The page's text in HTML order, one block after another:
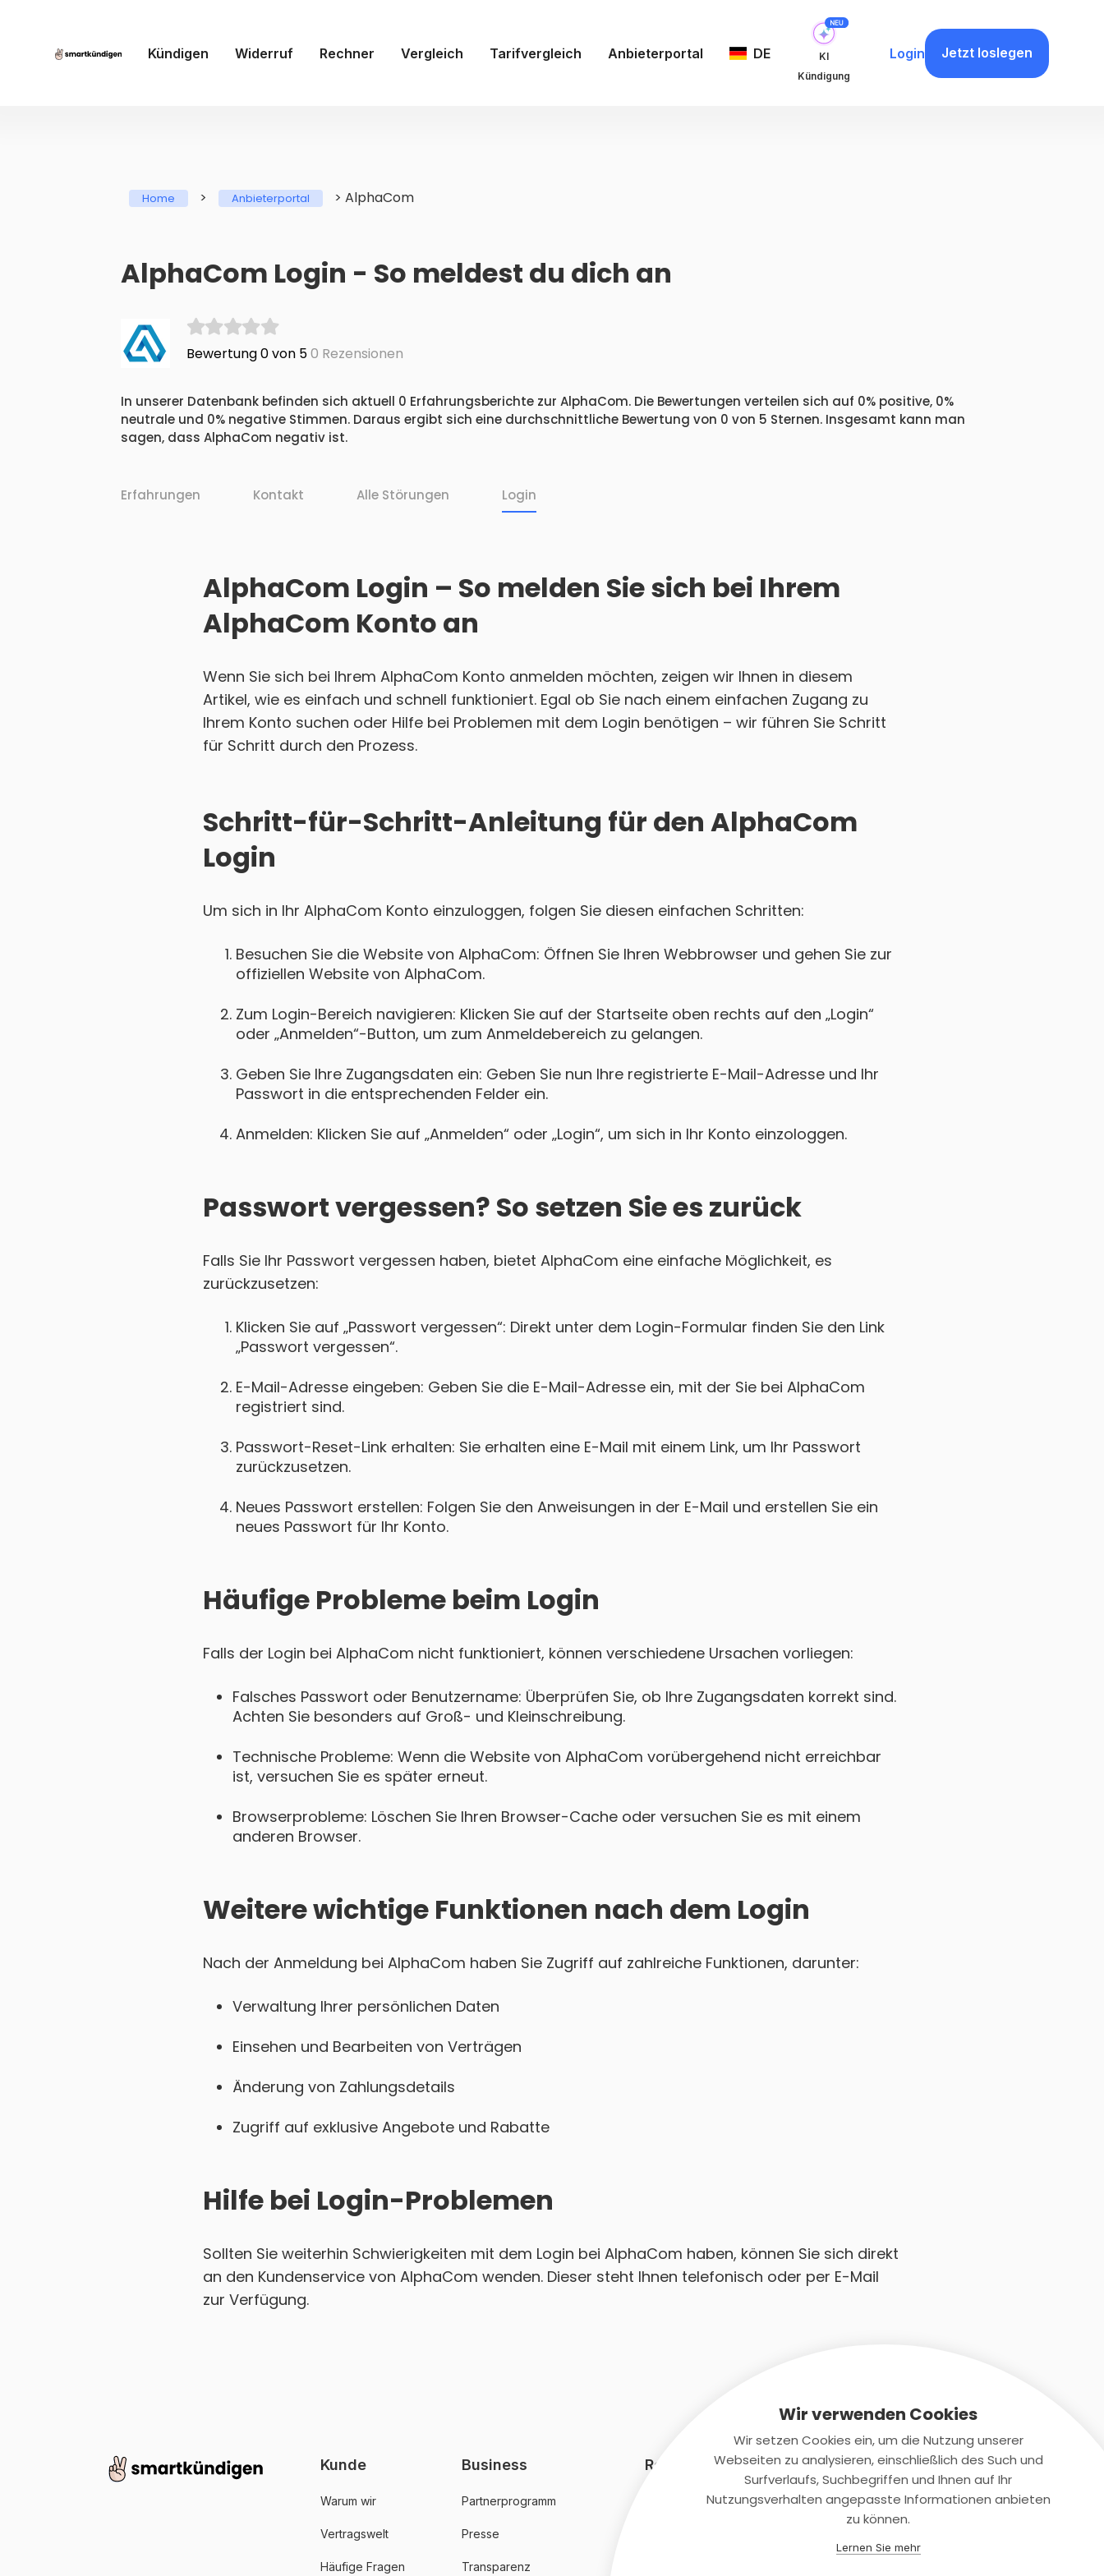
Kündigen Widerruf Rechner Vergleich Tarifvergleich Anbieterportal DE
KI
Kündigung
Login Jetzt loslegen
Home > Anbieterportal > AlphaCom
AlphaCom Login - So meldest du dich an
Bewertung 0 von 50 Rezensionen
In unserer Datenbank befinden sich aktuell 0 Erfahrungsberichte zur AlphaCom. Die Bewertungen verteilen sich auf 0% positive, 0%
neutrale und 0% negative Stimmen. Daraus ergibt sich eine durchschnittliche Bewertung von 0 von 5 Sternen. Insgesamt kann man
sagen, dass AlphaCom negativ ist.
Erfahrungen Kontakt Alle Störungen Login
AlphaCom Login – So melden Sie sich bei Ihrem
AlphaCom Konto an
Wenn Sie sich bei Ihrem AlphaCom Konto anmelden möchten, zeigen wir Ihnen in diesem
Artikel, wie es einfach und schnell funktioniert. Egal ob Sie nach einem einfachen Zugang zu
Ihrem Konto suchen oder Hilfe bei Problemen mit dem Login benötigen – wir führen Sie Schritt
für Schritt durch den Prozess.
Schritt-für-Schritt-Anleitung für den AlphaCom
Login
Um sich in Ihr AlphaCom Konto einzuloggen, folgen Sie diesen einfachen Schritten:
Besuchen Sie die Website von AlphaCom: Öffnen Sie Ihren Webbrowser und gehen Sie zur
offiziellen Website von AlphaCom.
Zum Login-Bereich navigieren: Klicken Sie auf der Startseite oben rechts auf den „Login“
oder „Anmelden“-Button, um zum Anmeldebereich zu gelangen.
Geben Sie Ihre Zugangsdaten ein: Geben Sie nun Ihre registrierte E-Mail-Adresse und Ihr
Passwort in die entsprechenden Felder ein.
Anmelden: Klicken Sie auf „Anmelden“ oder „Login“, um sich in Ihr Konto einzologgen.
Passwort vergessen? So setzen Sie es zurück
Falls Sie Ihr Passwort vergessen haben, bietet AlphaCom eine einfache Möglichkeit, es
zurückzusetzen:
Klicken Sie auf „Passwort vergessen“: Direkt unter dem Login-Formular finden Sie den Link
„Passwort vergessen“.
E-Mail-Adresse eingeben: Geben Sie die E-Mail-Adresse ein, mit der Sie bei AlphaCom
registriert sind.
Passwort-Reset-Link erhalten: Sie erhalten eine E-Mail mit einem Link, um Ihr Passwort
zurückzusetzen.
Neues Passwort erstellen: Folgen Sie den Anweisungen in der E-Mail und erstellen Sie ein
neues Passwort für Ihr Konto.
Häufige Probleme beim Login
Falls der Login bei AlphaCom nicht funktioniert, können verschiedene Ursachen vorliegen:
Falsches Passwort oder Benutzername: Überprüfen Sie, ob Ihre Zugangsdaten korrekt sind.
Achten Sie besonders auf Groß- und Kleinschreibung.
Technische Probleme: Wenn die Website von AlphaCom vorübergehend nicht erreichbar
ist, versuchen Sie es später erneut.
Browserprobleme: Löschen Sie Ihren Browser-Cache oder versuchen Sie es mit einem
anderen Browser.
Weitere wichtige Funktionen nach dem Login
Nach der Anmeldung bei AlphaCom haben Sie Zugriff auf zahlreiche Funktionen, darunter:
Verwaltung Ihrer persönlichen Daten
Einsehen und Bearbeiten von Verträgen
Änderung von Zahlungsdetails
Zugriff auf exklusive Angebote und Rabatte
Hilfe bei Login-Problemen
Sollten Sie weiterhin Schwierigkeiten mit dem Login bei AlphaCom haben, können Sie sich direkt
an den Kundenservice von AlphaCom wenden. Dieser steht Ihnen telefonisch oder per E-Mail
zur Verfügung.
Kunde
Warum wir
Vertragswelt
Häufige Fragen
Business
Partnerprogramm
Presse
Transparenz
Rechtliches Kontaktiere uns
+(49)2131/708-4280
Wir verwenden Cookies
Wir setzen Cookies ein, um die Nutzung unserer
Webseiten zu analysieren, einschließlich des Such und
Surfverlaufs, Suchbegriffen und Ihnen auf Ihr
Nutzungsverhalten angepasste Informationen anbieten
zu können.
Lernen Sie mehr